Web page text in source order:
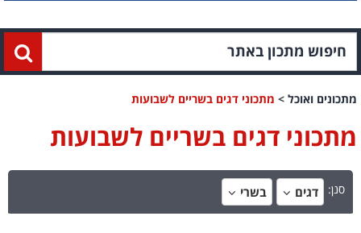
מתכונים ואוכל > מתכוני דגים בשריים לשבועות
מתכוני דגים בשריים לשבועות
סנן: דגים בשרי